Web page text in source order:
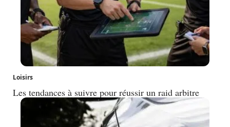
Loisirs
Les tendances à suivre pour réussir un raid arbitre